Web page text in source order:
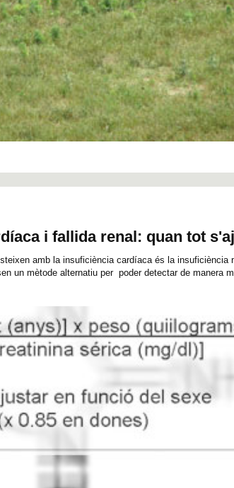
i fallida renal: quan tot
amb la insuficiència cardíaca és la insuficiència
un mètode alternatiu per poder detectar de manera